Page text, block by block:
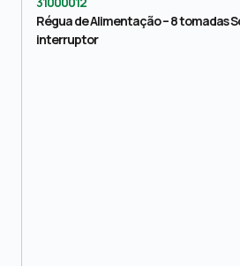
Régua de Alimentação – 8 tomadas
interruptor